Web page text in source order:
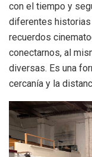
con el tiempo y
diferentes
recuerdos
conectarnos, al
diversas. Es una
cercanía y la